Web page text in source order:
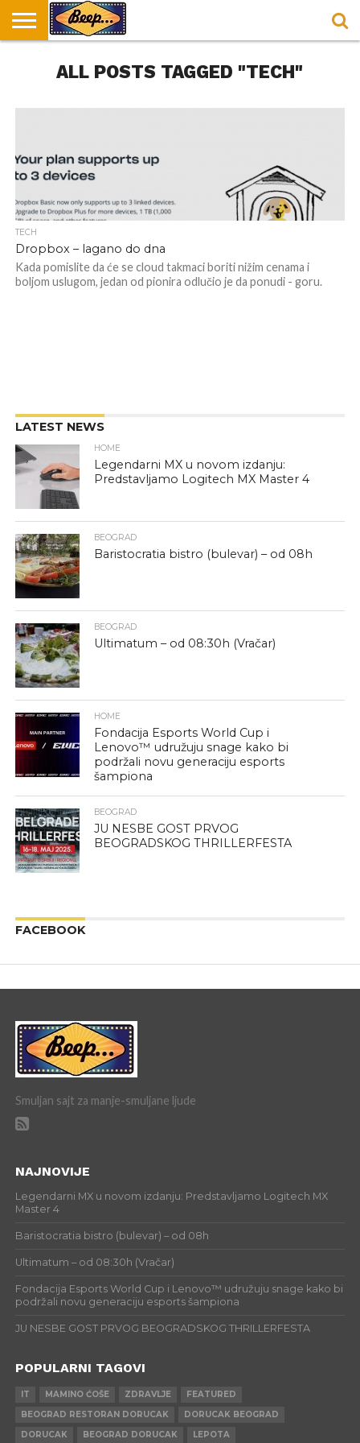
DORUČAK
SVAKODNEVICA
ENTERTAINMENT
LOKACIJE
HRANA I
RECEPTI
NEPUSACKI
LOKALIALL POSTS TAGGED "TECH"
TECH
Dropbox – lagano do dna
Kada pomislite da će se cloud takmaci boriti nižim cenama i
boljom uslugom, jedan od pionira odlučio je da ponudi - goru.
LATEST NEWS
HOME
Legendarni MX u novom izdanju:
Predstavljamo Logitech MX Master 4
BEOGRAD
Baristocratia bistro (bulevar) – od 08h
BEOGRAD
Ultimatum – od 08:30h (Vračar)
HOME
Fondacija Esports World Cup i
Lenovo™ udružuju snage kako bi
podržali novu generaciju esports
šampiona
BEOGRAD
JU NESBE GOST PRVOG
BEOGRADSKOG THRILLERFESTA
FACEBOOK
Smuljan sajt za manje-smuljane ljude
NAJNOVIJE
Legendarni MX u novom izdanju: Predstavljamo Logitech MX
Master 4
Baristocratia bistro (bulevar) – od 08h
Ultimatum – od 08:30h (Vračar)
Fondacija Esports World Cup i Lenovo™ udružuju snage kako bi
podržali novu generaciju esports šampiona
JU NESBE GOST PRVOG BEOGRADSKOG THRILLERFESTA
POPULARNI TAGOVI
IT MAMINO ĆOŠE ZDRAVLJE
FEATURED
BEOGRAD RESTORAN DORUCAK
DORUCAK BEOGRAD
DORUCAK
BEOGRAD DORUCAK LEPOTA